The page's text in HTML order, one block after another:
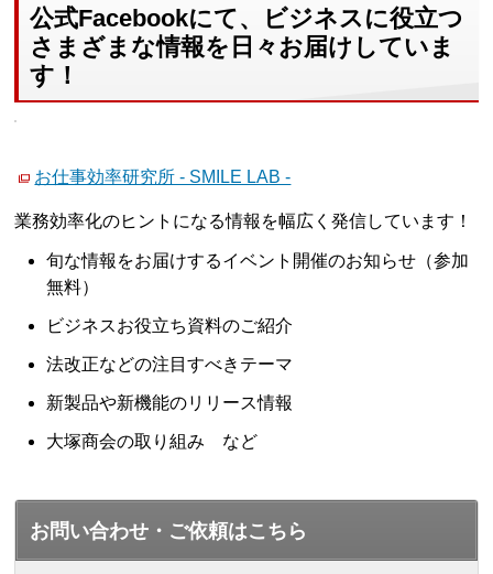
公式Facebookにて、ビジネスに役立つ
さまざまな情報を日々お届けしていま
す！
お仕事効率研究所 - SMILE LAB -
業務効率化のヒントになる情報を幅広く発信しています！
旬な情報をお届けするイベント開催のお知らせ（参加
無料）
ビジネスお役立ち資料のご紹介
法改正などの注目すべきテーマ
新製品や新機能のリリース情報
大塚商会の取り組み など
お問い合わせ・ご依頼はこちら